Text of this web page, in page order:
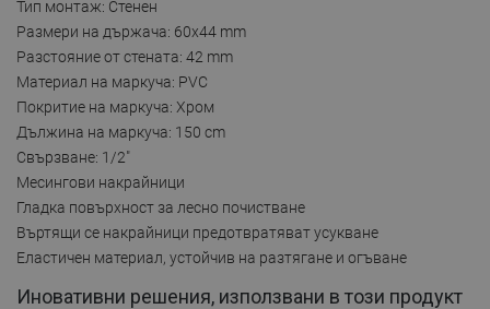
Тип монтаж: Стенен
Размери на държача: 60x44 mm
Разстояние от стената: 42 mm
Материал на маркуча: PVC
Покритие на маркуча: Хром
Дължина на маркуча: 150 cm
Свързване: 1/2"
Месингови накрайници
Гладка повърхност за лесно почистване
Въртящи се накрайници предотвратяват усукване
Еластичен материал, устойчив на разтягане и огъване
Иновативни решения, използвани в този продукт